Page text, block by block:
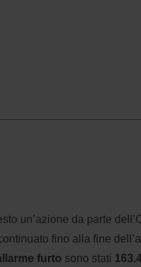
un’azione da parte
fino alla fine
furto sono stati